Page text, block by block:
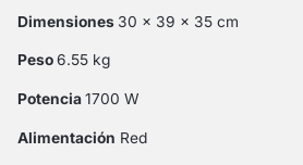
Dimensiones 30 x 39 x 35 cm
Peso6.55 kg
Potencia1700 W
Alimentación Red